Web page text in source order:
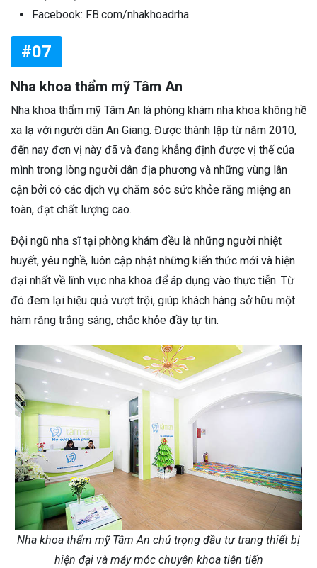
Facebook: FB.com/nhakhoadrha
#07
Nha khoa thẩm mỹ Tâm An
Nha khoa thẩm mỹ Tâm An là phòng khám nha khoa không hề
xa lạ với người dân An Giang. Được thành lập từ năm 2010,
đến nay đơn vị này đã và đang khẳng định được vị thế của
mình trong lòng người dân địa phương và những vùng lân
cận bởi có các dịch vụ chăm sóc sức khỏe răng miệng an
toàn, đạt chất lượng cao.
Đội ngũ nha sĩ tại phòng khám đều là những người nhiệt
huyết, yêu nghề, luôn cập nhật những kiến thức mới và hiện
đại nhất về lĩnh vực nha khoa để áp dụng vào thực tiễn. Từ
đó đem lại hiệu quả vượt trội, giúp khách hàng sở hữu một
hàm răng trắng sáng, chắc khỏe đầy tự tin.
Nha khoa thẩm mỹ Tâm An chú trọng đầu tư trang thiết bị
hiện đại và máy móc chuyên khoa tiên tiến